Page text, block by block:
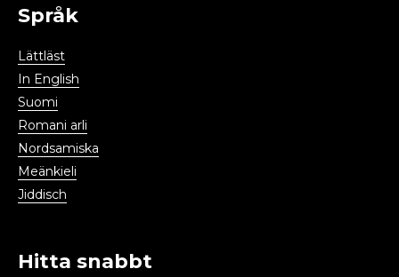
Språk
Lättläst
In English
Suomi
Romani arli
Nordsamiska
Meänkieli
Jiddisch
Hitta snabbt